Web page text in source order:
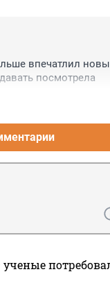
впечатлил
посмотрела